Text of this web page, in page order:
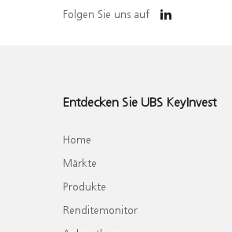
Folgen Sie uns auf
Entdecken Sie UBS KeyInvest
Home
Märkte
Produkte
Renditemonitor